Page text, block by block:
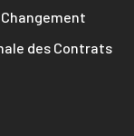
des Contrats